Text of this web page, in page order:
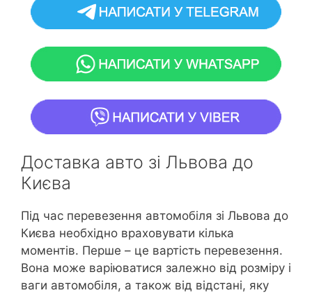
Доставка авто зі Львова до
Києва
Під час перевезення автомобіля зі Львова до
Києва необхідно враховувати кілька
моментів. Перше – це вартість перевезення.
Вона може варіюватися залежно від розміру і
ваги автомобіля, а також від відстані, яку